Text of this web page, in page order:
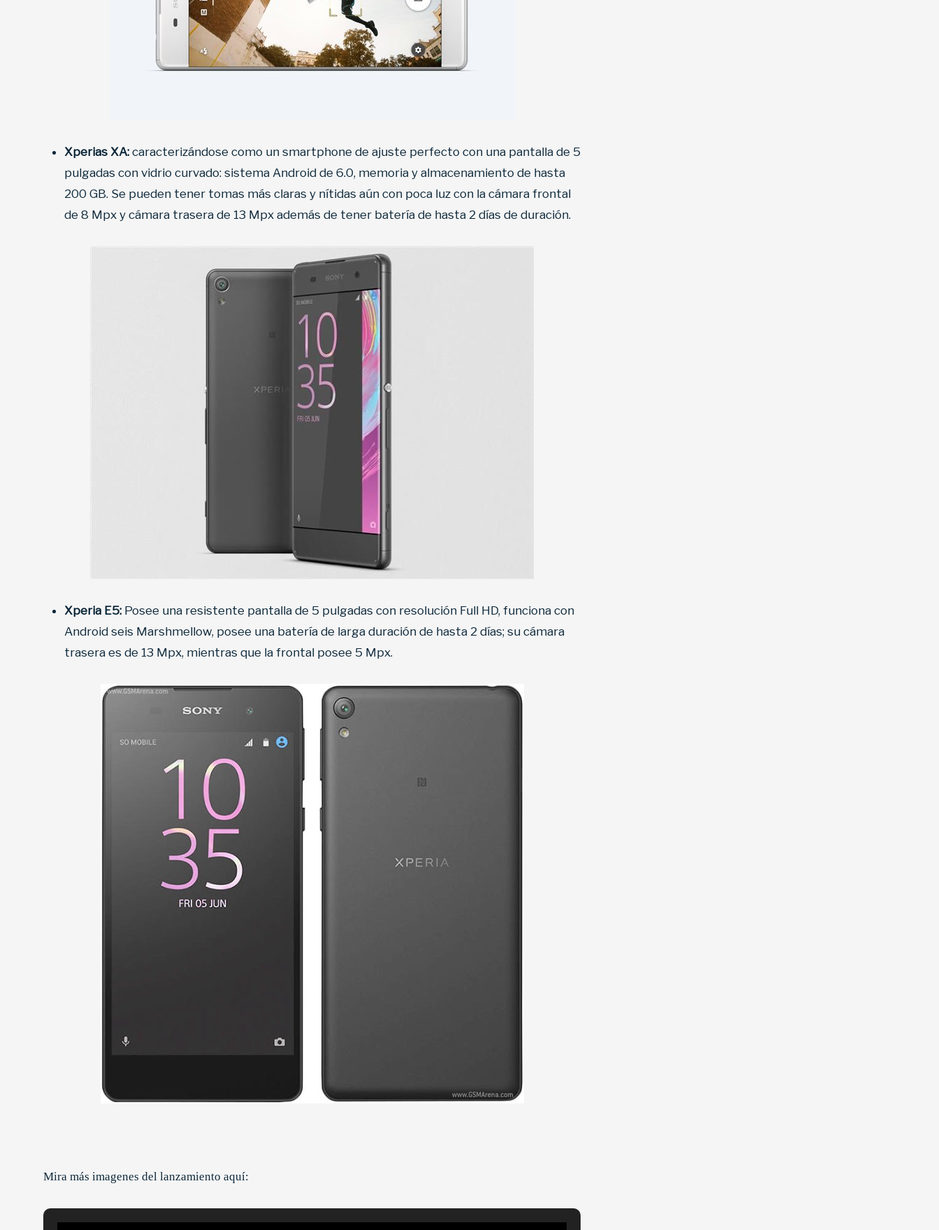
Xperias XA: caracterizándose como un smartphone de ajuste perfecto con una pantalla de 5
pulgadas con vidrio curvado: sistema Android de 6.0, memoria y almacenamiento de hasta
200 GB. Se pueden tener tomas más claras y nítidas aún con poca luz con la cámara frontal
de 8 Mpx y cámara trasera de 13 Mpx además de tener batería de hasta 2 días de duración.
Xperia E5: Posee una resistente pantalla de 5 pulgadas con resolución Full HD, funciona con
Android seis Marshmellow, posee una batería de larga duración de hasta 2 días; su cámara
trasera es de 13 Mpx, mientras que la frontal posee 5 Mpx.
Mira más imagenes del lanzamiento aquí: